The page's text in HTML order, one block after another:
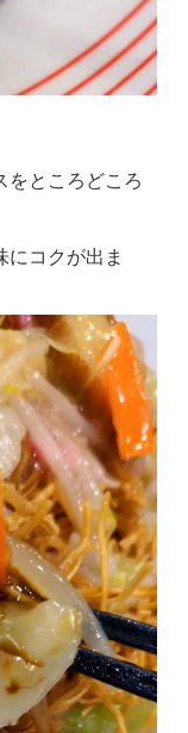
をところどころ
にコクが出ま